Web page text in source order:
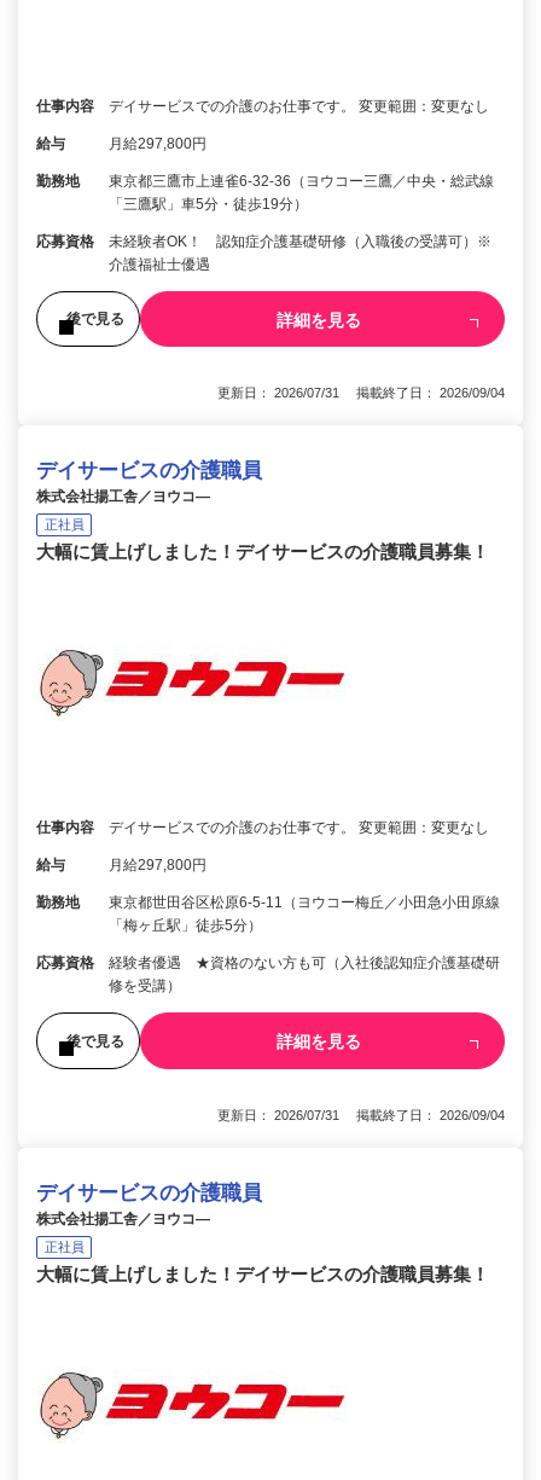
仕事内容 デイサービスでの介護のお仕事です。 変更範囲：変更なし
給与 月給297,800円
勤務地
東京都三鷹市上連雀6-32-36（ヨウコー三鷹／中央・総武線
「三鷹駅」車5分・徒歩19分）
応募資格
未経験者OK！ 認知症介護基礎研修（入職後の受講可）※
介護福祉士優遇
後で見る 詳細を見る
更新日： 2026/07/31 掲載終了日： 2026/09/04
デイサービスの介護職員
株式会社揚工舎／ヨウコ―
正社員
大幅に賃上げしました！デイサービスの介護職員募集！
仕事内容 デイサービスでの介護のお仕事です。 変更範囲：変更なし
給与 月給297,800円
勤務地
東京都世田谷区松原6-5-11（ヨウコー梅丘／小田急小田原線
「梅ヶ丘駅」徒歩5分）
応募資格
経験者優遇 ★資格のない方も可（入社後認知症介護基礎研
修を受講）
後で見る 詳細を見る
更新日： 2026/07/31 掲載終了日： 2026/09/04
デイサービスの介護職員
株式会社揚工舎／ヨウコ―
正社員
大幅に賃上げしました！デイサービスの介護職員募集！